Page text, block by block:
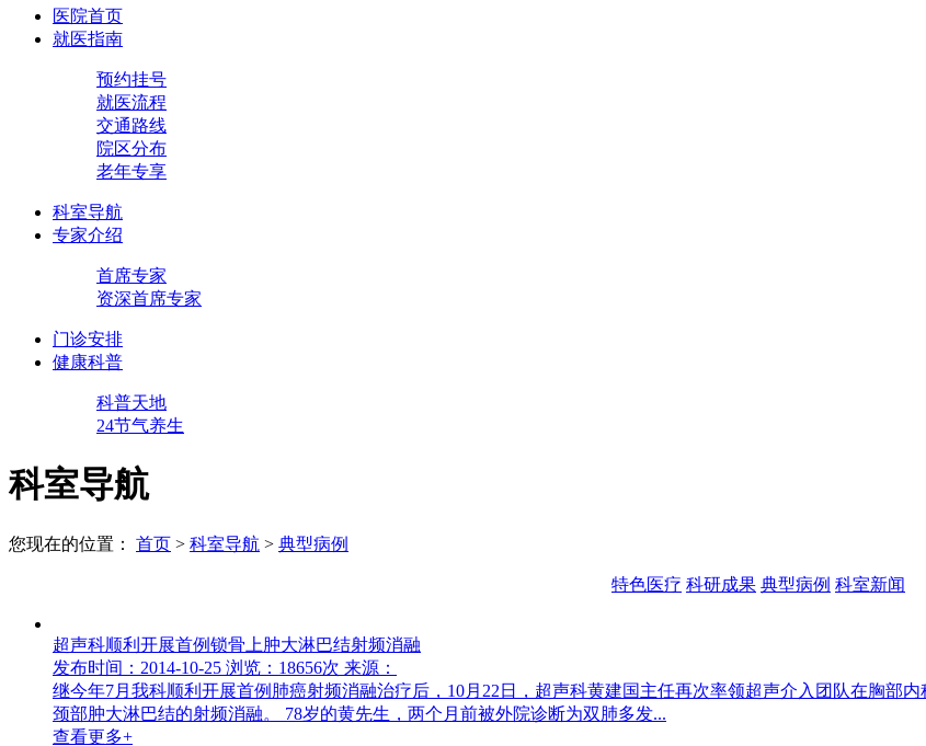
医院首页
就医指南
预约挂号
就医流程
交通路线
院区分布
老年专享
科室导航
专家介绍
首席专家
资深首席专家
门诊安排
健康科普
科普天地
24节气养生
科室导航
您现在的位置： 首页 > 科室导航 > 典型病例
特色医疗 科研成果 典型病例 科室新闻
超声科顺利开展首例锁骨上肿大淋巴结射频消融
发布时间：2014-10-25 浏览：18656次 来源：
继今年7月我科顺利开展首例肺癌射频消融治疗后，10月22日，超声科黄建国主任再次率领超声介入团队在胸部
颈部肿大淋巴结的射频消融。 78岁的黄先生，两个月前被外院诊断为双肺多发...
查看更多+